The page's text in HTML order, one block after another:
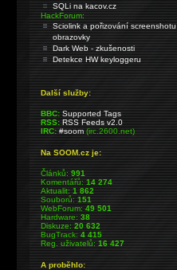
SQLi na kacov.cz
HackForum:
Sciolink a pořizování screenshotu
obrazovky
Dark Web - zkušenosti
Detekce HW keyloggeru
Další služby:
BBC: Supported Tags
RSS: RSS Feeds v2.0
IRC: #soom(irc.2600.net)
Na SOOM.cz je:
Článků:991
Komentářů:14 274
Aktualit:1 862
Souborů:151
WebForum:49 501
Hardware:38
Diskuze:20 632
BugTrack:4 415
Reg. uživatelů:16 427
A proběhlo: